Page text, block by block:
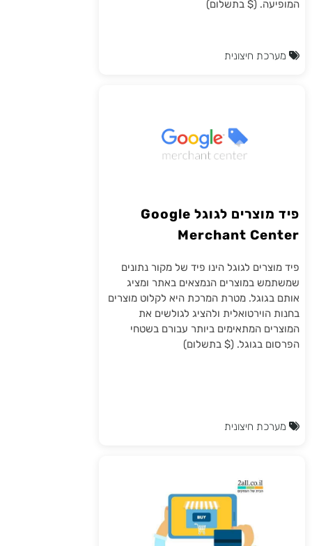
המופיעה. ($ בתשלום)
מערכת חיצונית
פיד מוצרים לגוגל Google
Merchant Center
פיד מוצרים לגוגל הינו פיד של מקור נתונים
שמשתמש במוצרים הנמצאים באתר ומציג
אותם בגוגל. מטרת המרכת היא לקלוט מוצרים
בחנות הוירטואלית ולהציג לגולשים את
המוצרים המתאימים ביותר עבורם בשטחי
הפרסום בגוגל. ($ בתשלום)
מערכת חיצונית